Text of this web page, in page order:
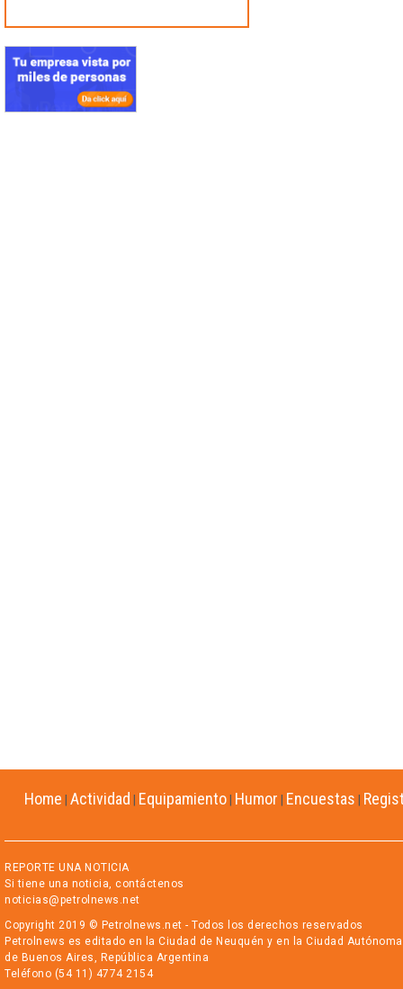
Home Actividad Equipamiento Humor Encuestas
REPORTE UNA NOTICIA
Si tiene una noticia, contáctenos
noticias@petrolnews.net
Copyright 2019 © Petrolnews.net - Todos los derechos reservados
Petrolnews es editado en la Ciudad de Neuquén y en la Ciudad Autónoma
de Buenos Aires, República Argentina
Teléfono (54 11) 4774 2154